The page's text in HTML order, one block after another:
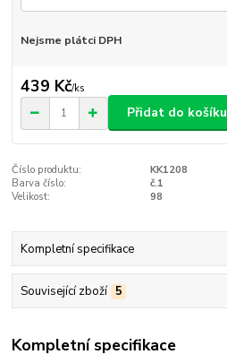
Nejsme plátci DPH
439 Kč/ks
Přidat do košíku
Číslo produktu:
KK1208
Barva číslo:
č.1
Velikost:
98
Kompletní specifikace
Související zboží 5
Kompletní specifikace